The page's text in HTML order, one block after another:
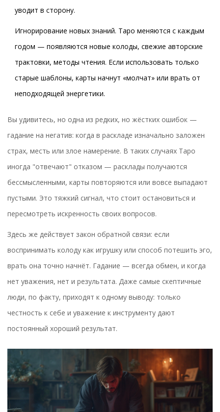
уводит в сторону.
Игнорирование новых знаний. Таро меняются с каждым
годом — появляются новые колоды, свежие авторские
трактовки, методы чтения. Если использовать только
старые шаблоны, карты начнут «молчат» или врать от
неподходящей энергетики.
Вы удивитесь, но одна из редких, но жёстких ошибок —
гадание на негатив: когда в раскладе изначально заложен
страх, месть или злое намерение. В таких случаях Таро
иногда "отвечают" отказом — расклады получаются
бессмысленными, карты повторяются или вовсе выпадают
пустыми. Это тяжкий сигнал, что стоит остановиться и
пересмотреть искренность своих вопросов.
Здесь же действует закон обратной связи: если
воспринимать колоду как игрушку или способ потешить эго,
врать она точно начнёт. Гадание — всегда обмен, и когда
нет уважения, нет и результата. Даже самые скептичные
люди, по факту, приходят к одному выводу: только
честность к себе и уважение к инструменту дают
постоянный хороший результат.